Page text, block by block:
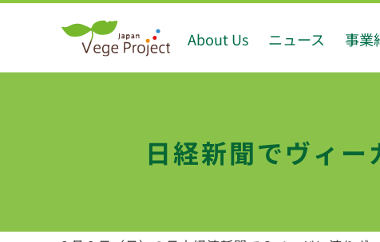
About Us ニュース 事業
日経新聞でヴィ